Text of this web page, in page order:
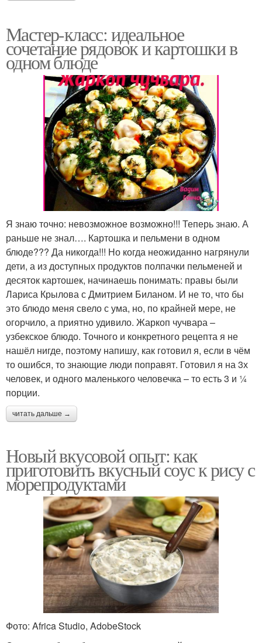
Мастер-класс: идеальное
сочетание рядовок и картошки в
одном блюде
Я знаю точно: невозможное возможно!!! Теперь знаю. А
раньше не знал…. Картошка и пельмени в одном
блюде??? Да никогда!!! Но когда неожиданно нагрянули
дети, а из доступных продуктов полпачки пельменей и
десяток картошек, начинаешь понимать: правы были
Лариса Крылова с Дмитрием Биланом. И не то, что бы
это блюдо меня свело с ума, но, по крайней мере, не
огорчило, а приятно удивило. Жаркоп чучвара –
узбекское блюдо. Точного и конкретного рецепта я не
нашёл нигде, поэтому напишу, как готовил я, если в чём
то ошибся, то знающие люди поправят. Готовил я на 3х
человек, и одного маленького человечка – то есть 3 и ¼
порции.
читать дальше →
Новый вкусовой опыт: как
приготовить вкусный соус к рису с
морепродуктами
Фото: Africa Studio, AdobeStock